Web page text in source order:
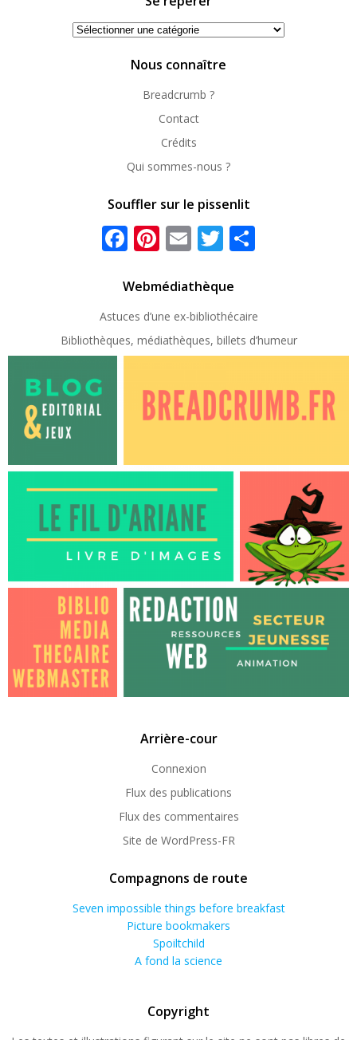
Se
Nous connaître
Breadcrumb ?
Contact
Crédits
Qui sommes-nous ?
Souffler sur le pissenlit
Facebook
Pinterest
EmailTwitter
Webmédiathèque
Astuces d’une ex-bibliothécaire
Bibliothèques, médiathèques, billets d’humeur
Arrière-cour
Connexion
Flux des publications
Flux des commentaires
Site de WordPress-FR
Compagnons de route
Seven impossible things before breakfast
Picture bookmakers
Spoiltchild
A fond la science
Copyright